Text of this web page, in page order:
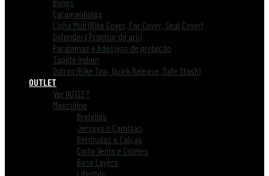
Caramanholas
Linha Mud (Bike Cover, Car Cover, Seat Cover)
Defender ( Protetor de aro)
Paralamas e Adesivos de proteção
Tapete Indoor
Outros (Bike Tow, Quick Release, Safe Stash)
OUTLET
Ver OUTLET
Masculino
Bretelles
Jerseys e Camisas
Bermudas e Calças
Corta Vento e Coletes
Base Layers
Lifestyle